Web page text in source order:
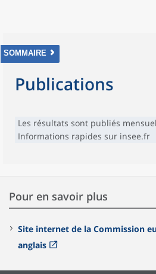
SOMMAIRE
Publications
Les résultats sont publiés
Informations rapides sur insee.fr
Pour en savoir plus
Site internet de la Commission
anglais